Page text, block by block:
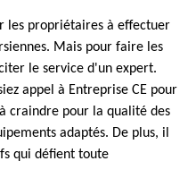
les propriétaires à effectuer
Mais pour faire les
le service d'un expert.
appel à Entreprise CE pour
craindre pour la qualité des
adaptés. De plus, il
qui défient toute